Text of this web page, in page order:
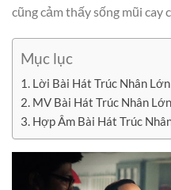
cũng cảm thấy sống mũi cay
Mục lục
Lời Bài Hát Trúc Nhân
MV Bài Hát Trúc Nhân
Hợp Âm Bài Hát Trúc